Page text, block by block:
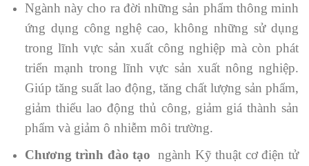
Ngành này cho ra đời những sản phẩm thông minh
ứng dụng công nghệ cao, không những sử dụng
trong lĩnh vực sản xuất công nghiệp mà còn phát
triển mạnh trong lĩnh vực sản xuất nông nghiệp.
Giúp tăng suất lao động, tăng chất lượng sản phẩm,
giảm thiểu lao động thủ công, giảm giá thành sản
phẩm và giảm ô nhiễm môi trường.
Chương trình đào tạongành Kỹ thuật cơ điện tử